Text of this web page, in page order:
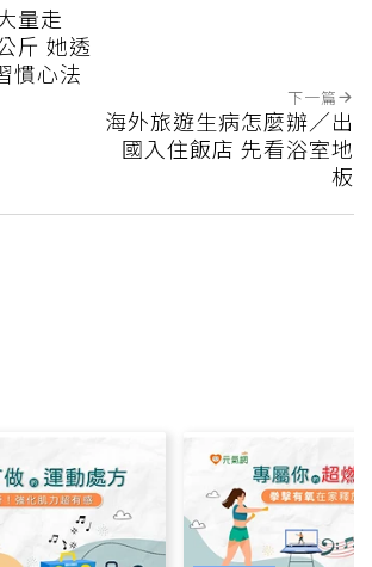
量走
斤 她透
慣心法
下一篇
海外旅遊生病怎麼辦／出
國入住飯店 先看浴室地
板